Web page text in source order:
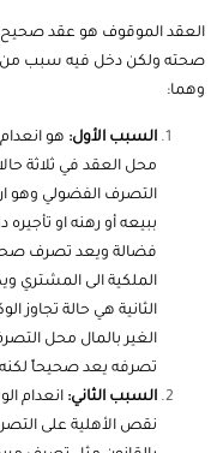
العقد الموقوف هو عقد
صحته ولكن دخل فيه سبب من
وهما:
السبب الأول: هو
محل العقد في ثلاثة
التصرف الفضولي وهو
ببيعه أو رهنه او
فضالة ويعد تصرف
الملكية الى المشتري
الثانية هي حالة تجاوز
الغير بالمال محل
تصرفه يعد صحيحاً لكنه
السبب الثاني: انعدام
نقص الأهلية على